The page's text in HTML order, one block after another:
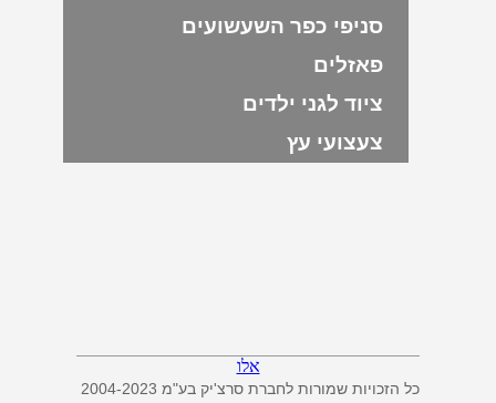
סניפי כפר השעשועים
פאזלים
ציוד לגני ילדים
צעצועי עץ
אלו
כל הזכויות שמורות לחברת סרצ'יק בע"מ 2004-2023